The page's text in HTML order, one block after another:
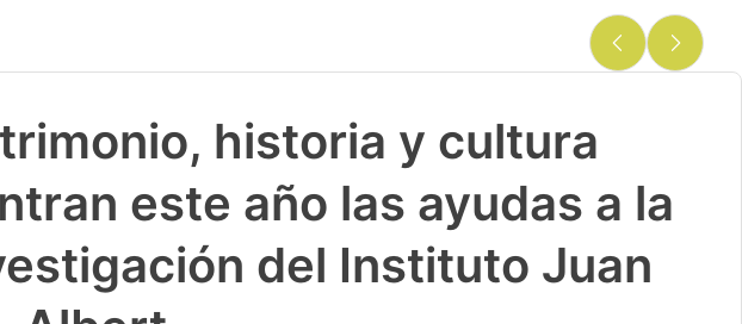
historia y cultura
este año las ayudas a la
del Instituto Juan